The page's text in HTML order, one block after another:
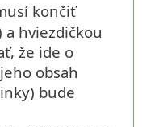
končiť
hviezdičkou
že ide o
obsah
bude